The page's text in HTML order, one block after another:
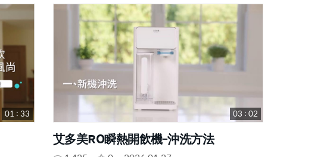
01 : 33
艾多美RO瞬熱開飲機-沖洗方法
03 : 02